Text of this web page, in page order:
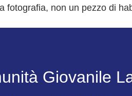
fotografia, non un pezzo di
Giovanile